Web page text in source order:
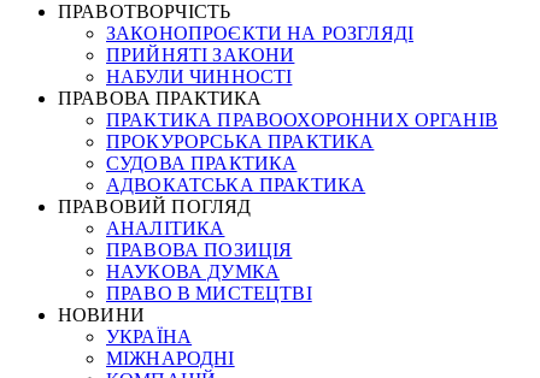
ПРАВОТВОРЧІСТЬ
ЗАКОНОПРОЄКТИ НА РОЗГЛЯДІ
ПРИЙНЯТІ ЗАКОНИ
НАБУЛИ ЧИННОСТІ
ПРАВОВА ПРАКТИКА
ПРАКТИКА ПРАВООХОРОННИХ ОРГАНІВ
ПРОКУРОРСЬКА ПРАКТИКА
СУДОВА ПРАКТИКА
АДВОКАТСЬКА ПРАКТИКА
ПРАВОВИЙ ПОГЛЯД
АНАЛІТИКА
ПРАВОВА ПОЗИЦІЯ
НАУКОВА ДУМКА
ПРАВО В МИСТЕЦТВІ
НОВИНИ
УКРАЇНА
МІЖНАРОДНІ